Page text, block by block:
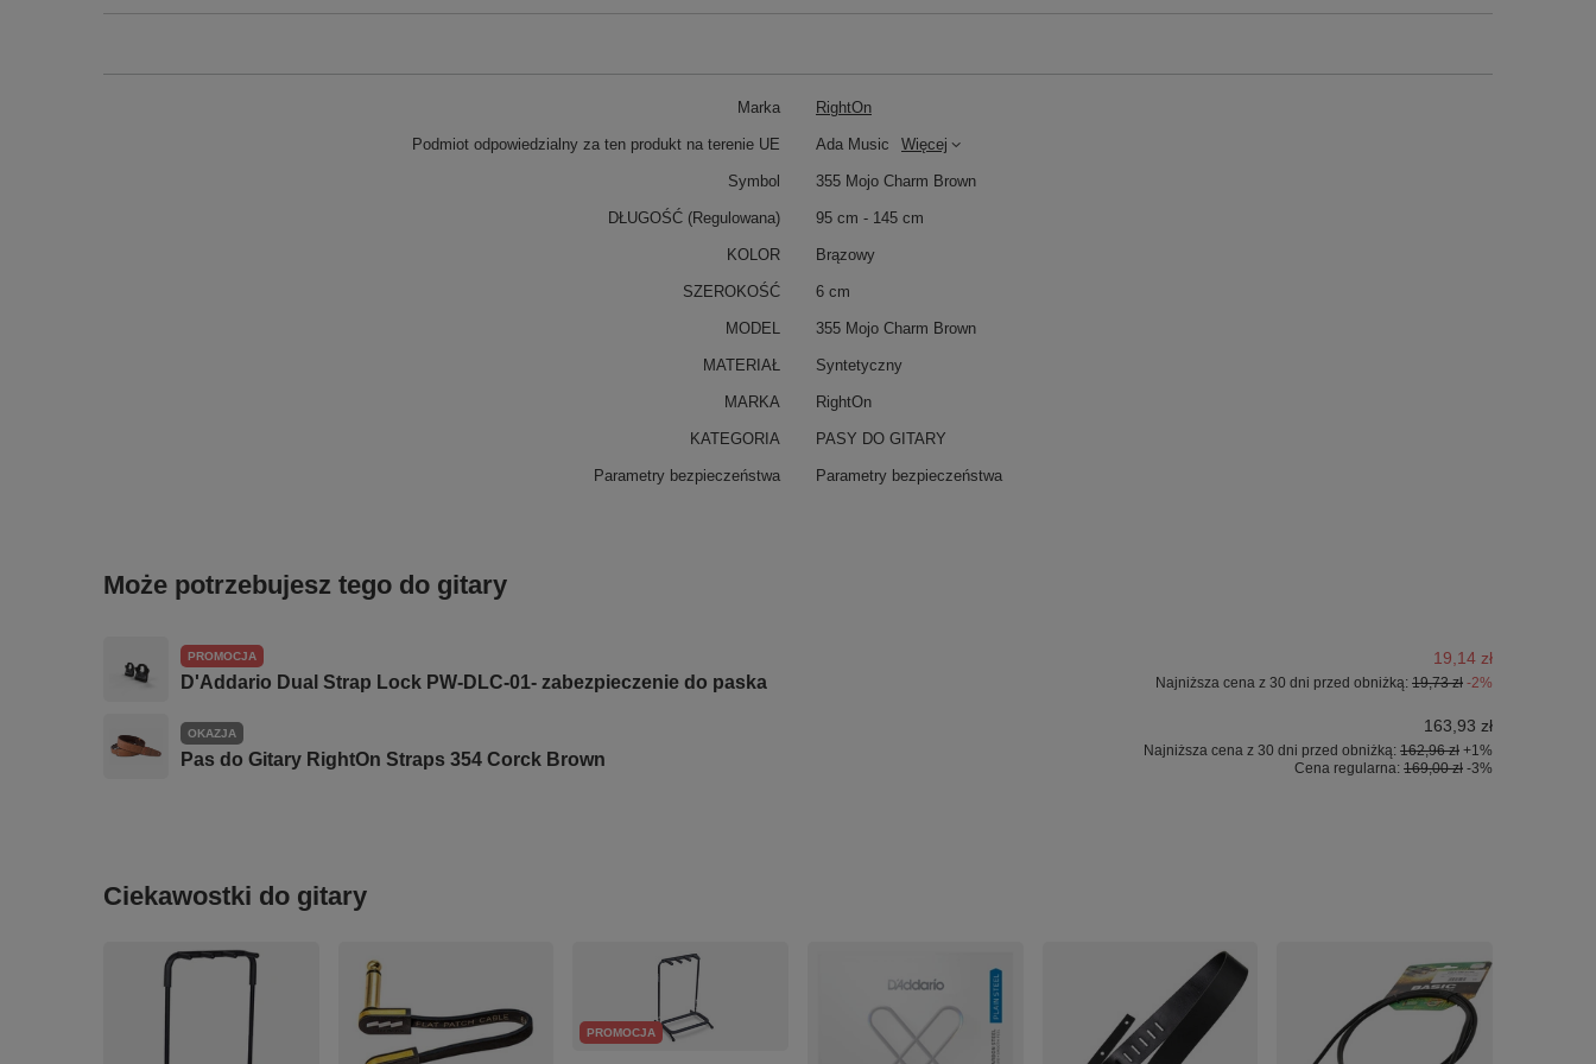
Marka RightOn
Podmiot odpowiedzialny za ten produkt na terenie UE Ada Music Więcej
Symbol 355 Mojo Charm Brown
DŁUGOŚĆ (Regulowana) 95 cm - 145 cm
KOLOR Brązowy
SZEROKOŚĆ 6 cm
MODEL 355 Mojo Charm Brown
MATERIAŁ Syntetyczny
MARKA RightOn
KATEGORIA PASY DO GITARY
Parametry bezpieczeństwa Parametry bezpieczeństwa
Może potrzebujesz tego do gitary
PROMOCJA
D'Addario Dual Strap Lock PW-DLC-01- zabezpieczenie do paska
19,14 zł
Najniższa cena z 30 dni przed obniżką: 19,73 zł -2%
OKAZJA
Pas do Gitary RightOn Straps 354 Corck Brown
163,93 zł
Najniższa cena z 30 dni przed obniżką: 162,96 zł +1%
Cena regularna: 169,00 zł -3%
Ciekawostki do gitary
PROMOCJA